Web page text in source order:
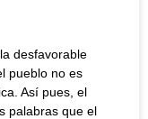
desfavorable
pueblo no es
Así pues, el
palabras que el